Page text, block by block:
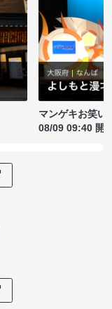
マンゲキお笑い
08/09 09:40 開